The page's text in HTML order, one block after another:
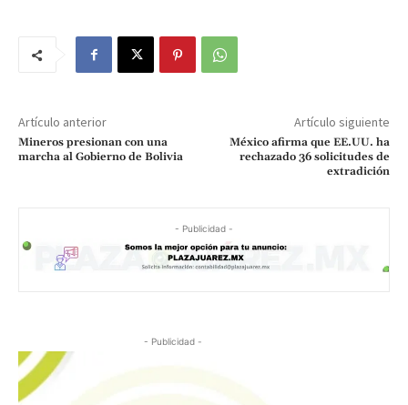
Artículo anterior
Mineros presionan con una
marcha al Gobierno de Bolivia
Artículo siguiente
México afirma que EE.UU. ha
rechazado 36 solicitudes de
extradición
- Publicidad -
- Publicidad -